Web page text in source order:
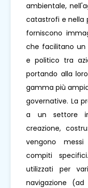
ambientale,
catastrofi e nella
forniscono
che facilitano un
e politico tra
portando alla
gamma più
governative. La
a un settore
creazione,
vengono
compiti
utilizzati per
navigazione (ad